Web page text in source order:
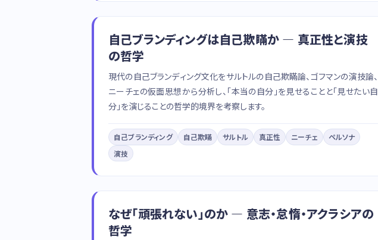
自己ブランディングは自己欺瞞か — 真正性と演技
の哲学
現代の自己ブランディング文化をサルトルの自己欺瞞論、ゴフマンの演技論、
ニーチェの仮面思想から分析し、「本当の自分」を見せることと「見せたい自
分」を演じることの哲学的境界を考察します。
自己ブランディング 自己欺瞞 サルトル 真正性 ニーチェ
ペルソナ
演技
なぜ「頑張れない」のか — 意志・怠惰・アクラシアの
哲学